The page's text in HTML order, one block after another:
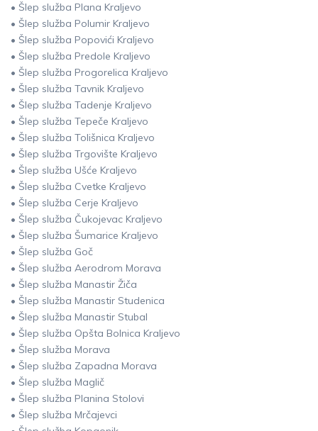
• Šlep služba Plana Kraljevo
• Šlep služba Polumir Kraljevo
• Šlep služba Popovići Kraljevo
• Šlep služba Predole Kraljevo
• Šlep služba Progorelica Kraljevo
• Šlep služba Tavnik Kraljevo
• Šlep služba Tadenje Kraljevo
• Šlep služba Tepeče Kraljevo
• Šlep služba Tolišnica Kraljevo
• Šlep služba Trgovište Kraljevo
• Šlep služba Ušće Kraljevo
• Šlep služba Cvetke Kraljevo
• Šlep služba Cerje Kraljevo
• Šlep služba Čukojevac Kraljevo
• Šlep služba Šumarice Kraljevo
• Šlep služba Goč
• Šlep služba Aerodrom Morava
• Šlep služba Manastir Žiča
• Šlep služba Manastir Studenica
• Šlep služba Manastir Stubal
• Šlep služba Opšta Bolnica Kraljevo
• Šlep služba Morava
• Šlep služba Zapadna Morava
• Šlep služba Maglič
• Šlep služba Planina Stolovi
• Šlep služba Mrčajevci